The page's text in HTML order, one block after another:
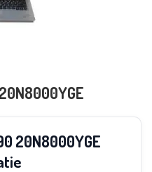
20N8000YGE